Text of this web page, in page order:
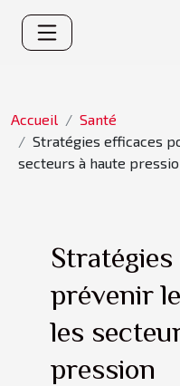
Accueil
Santé
Stratégies efficaces
secteurs à haute
prévenir
les
pression